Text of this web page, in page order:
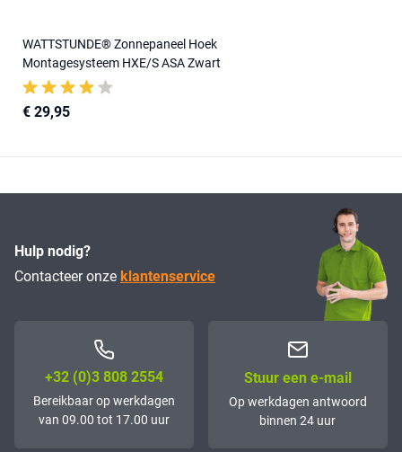
WATTSTUNDE® Zonnepaneel Hoek
Montagesysteem HXE/S ASA Zwart
€ 29,95
Hulp nodig?
Contacteer onze klantenservice
+32 (0)3 808 2554
Bereikbaar op werkdagen
van 09.00 tot 17.00 uur
Stuur een e-mail
Op werkdagen antwoord
binnen 24 uur